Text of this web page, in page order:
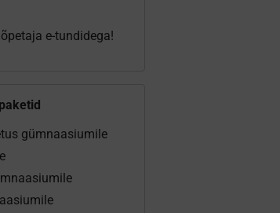
e-tundidega!
gümnaasiumile